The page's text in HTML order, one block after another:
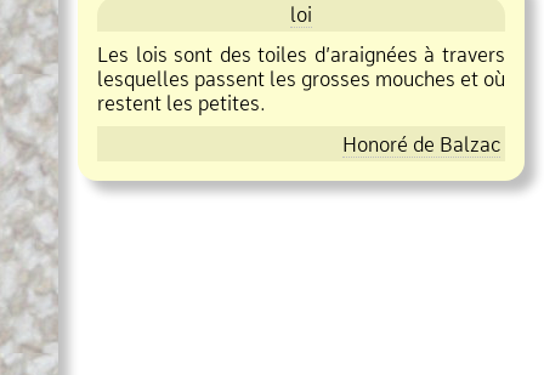
loi
Les lois sont des toiles d’araignées à travers
lesquelles passent les grosses mouches et où
restent les petites.
Honoré de Balzac